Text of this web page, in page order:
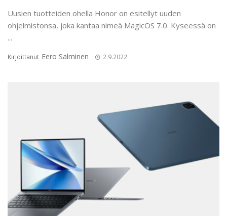
Uusien tuotteiden ohella Honor on esitellyt uuden
ohjelmistonsa, joka kantaa nimeä MagicOS 7.0. Kyseessä on
...
Kirjoittanut Eero Salminen 2.9.2022